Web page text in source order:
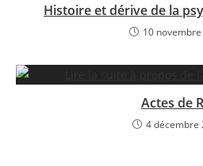
Histoire et dérive de la
10
Actes de
4 décembre